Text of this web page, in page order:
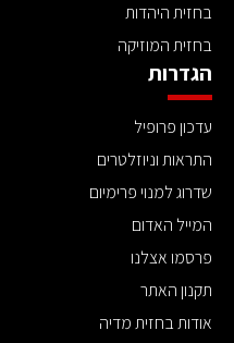
בחזית היהדות
בחזית המוזיקה
הגדרות
עדכון פרופיל
התראות וניוזלטרים
שדרוג למנוי פרימיום
המייל האדום
פרסמו אצלנו
תקנון האתר
אודות בחזית מדיה